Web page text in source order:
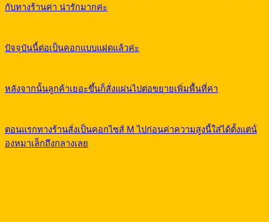
กับทางร้านค่า น่ารักมากค่ะ
ปัจจุบันนี้ต่อเป็นคอกแบบแฝดแล้วค่ะ
หลังจากนั้นลูกค้าเยอะขึ้นก็สั่งแผ่นไปต่อขยายเพิ่มพื้นที่ค่า
ตอนแรกทางร้านสั่งเป็นคอกไซส์ M ไปก่อนค่าความสูงนี้ใส่ได้ตั้งแต่น้่
องหมาเล็กถึงกลางเลย